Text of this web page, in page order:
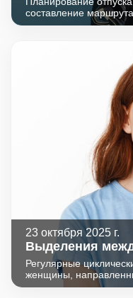
составление
Однако часто мы
как внезапная
лабораторные
состояние, выявить
путешествие с
23 октября 2025 г.
Выделения
плохо?
Регулярные
женщины,
называются